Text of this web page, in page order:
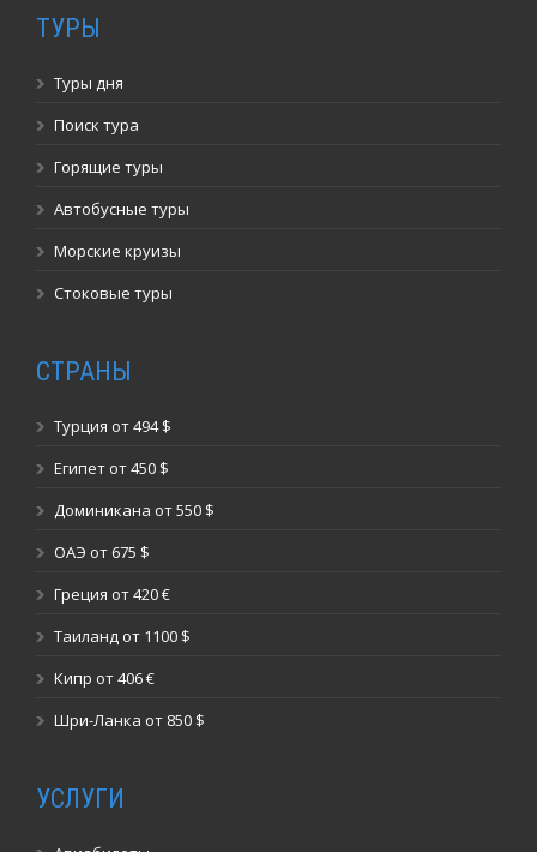
ТУРЫ
Туры дня
Поиск тура
Горящие туры
Автобусные туры
Морские круизы
Стоковые туры
СТРАНЫ
Турция от 494 $
Египет от 450 $
Доминикана от 550 $
ОАЭ от 675 $
Греция от 420 €
Таиланд от 1100 $
Кипр от 406 €
Шри-Ланка от 850 $
УСЛУГИ